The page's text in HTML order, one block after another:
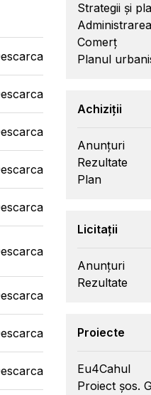
Strategii și
Comerț
Planul
Achiziții
Anunțuri
Rezultate
Plan
Licitații
Anunțuri
Rezultate
Proiecte
Eu4Cahul
Proiect șos.